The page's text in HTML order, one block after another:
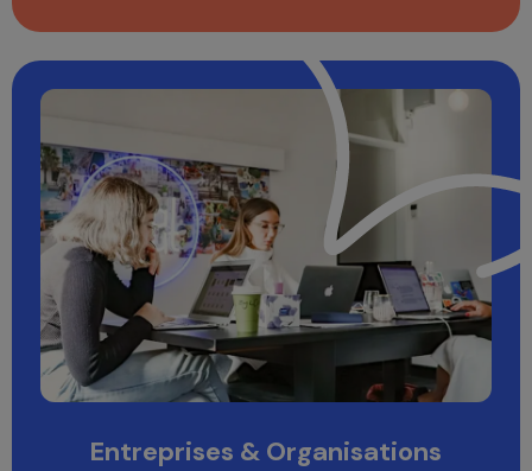
Entreprises & Organisations